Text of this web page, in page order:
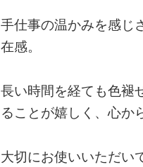
手仕事の温かみを感じ
在感。
長い時間を経ても色褪
ることが嬉しく、心か
大切にお使いいただい